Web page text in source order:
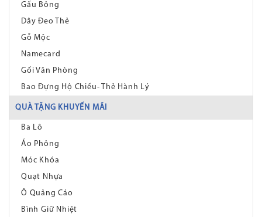
Gấu Bông
Dây Đeo Thẻ
Gỗ Mộc
Namecard
Gối Văn Phòng
Bao Đựng Hộ Chiếu- Thẻ Hành Lý
QUÀ TẶNG KHUYẾN MÃI
Ba Lô
Áo Phông
Móc Khóa
Quạt Nhựa
Ô Quảng Cáo
Bình Giữ Nhiệt